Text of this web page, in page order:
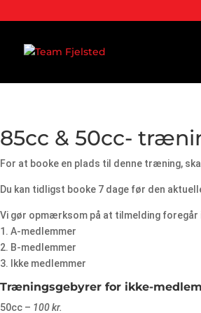
85cc & 50cc-
For at booke en plads til denne træning,
Du kan tidligst booke 7 dage før den
Vi gør opmærksom på at tilmelding
1. A-medlemmer
2. B-medlemmer
3. Ikke medlemmer
Træningsgebyrer for ikke-
50cc – 100 kr.